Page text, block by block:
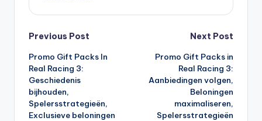
Post
navigation
Previous Post
Promo Gift Packs In
Real Racing 3:
Geschiedenis
bijhouden,
Spelersstrategieën,
Exclusieve beloningen
Next Post
Promo Gift Packs in
Real Racing 3:
Aanbiedingen volgen,
Beloningen
maximaliseren,
Spelersstrategieën